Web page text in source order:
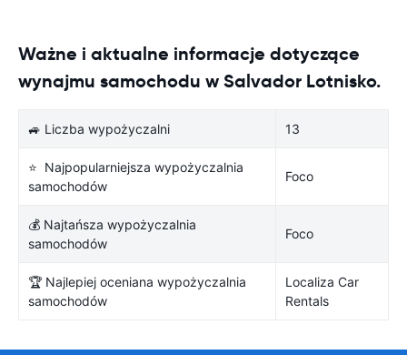
Ważne i aktualne informacje dotyczące
wynajmu samochodu w Salvador Lotnisko.
🚙 Liczba wypożyczalni 13
⭐ Najpopularniejsza wypożyczalnia
samochodów
Foco
💰 Najtańsza wypożyczalnia
samochodów
Foco
🏆 Najlepiej oceniana wypożyczalnia
samochodów
Localiza Car
Rentals